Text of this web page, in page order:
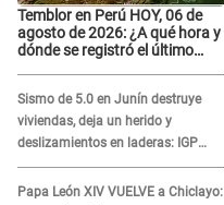
Temblor en Perú HOY, 06 de
agosto de 2026: ¿A qué hora y
dónde se registró el último
Sismo de 5.0 en Junín destruye
viviendas, deja un herido y
deslizamientos en laderas: IGP
alerta sobre posibles réplicas
Papa León XIV VUELVE a Chiclayo: